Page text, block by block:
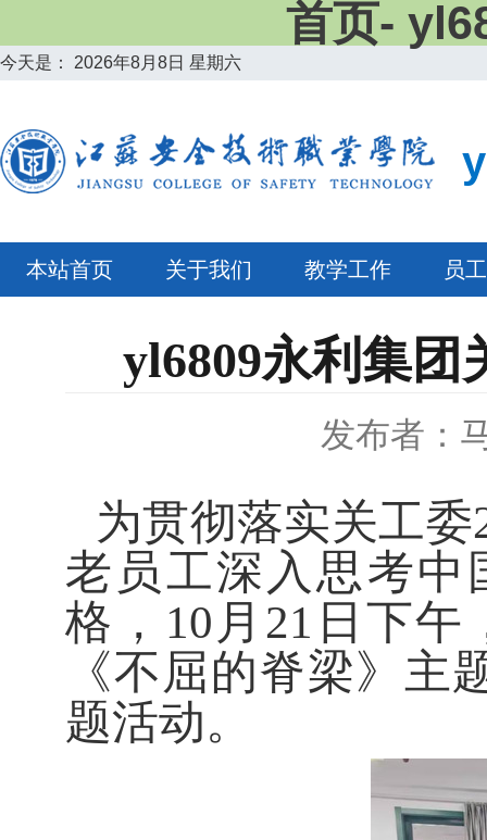
首页-
今天是： 2026年8月8日 星期六
本站首页 关于我们 教学工作 员
yl6809永利集团
发布者：
为贯彻落实关工
老员工深入思考中
格， 10月21日下午
《不屈的脊梁》
题活动。